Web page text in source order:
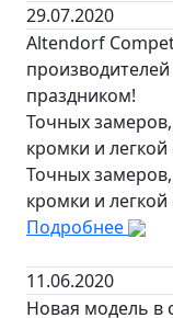
29.07.2020
Altendorf
праздником!
Точных
кромки и легкой
Точных
кромки и легкой
Подробнее
11.06.2020
Новая модель в